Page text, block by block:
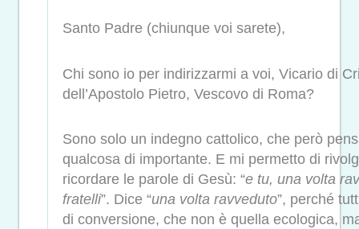
Santo Padre (chiunque voi sarete),
Chi sono io per indirizzarmi a voi, Vicario di
dell’Apostolo Pietro, Vescovo di Roma?
Sono solo un indegno cattolico, che però
qualcosa di importante. E mi permetto di
ricordare le parole di Gesù: “e tu, una volta
fratelli”. Dice “una volta ravveduto”, perché
di conversione, che non è quella ecologica,